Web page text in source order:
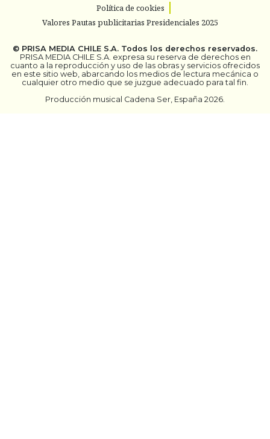
Política de cookies
Valores Pautas publicitarias Presidenciales 2025
© PRISA MEDIA CHILE S.A. Todos los derechos reservados.
PRISA MEDIA CHILE S.A. expresa su reserva de derechos en
cuanto a la reproducción y uso de las obras y servicios ofrecidos
en este sitio web, abarcando los medios de lectura mecánica o
cualquier otro medio que se juzgue adecuado para tal fin.
Producción musical Cadena Ser, España 2026.